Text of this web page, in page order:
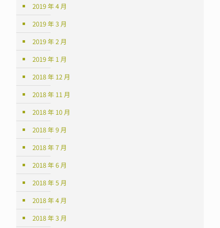
2019 年 4 月
2019 年 3 月
2019 年 2 月
2019 年 1 月
2018 年 12 月
2018 年 11 月
2018 年 10 月
2018 年 9 月
2018 年 7 月
2018 年 6 月
2018 年 5 月
2018 年 4 月
2018 年 3 月